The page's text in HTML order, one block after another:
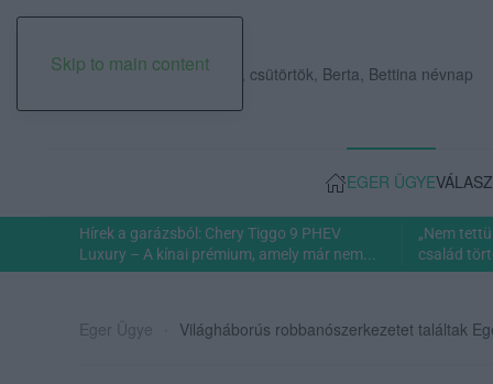
Skip to main content
2026. augusztus 06., csütörtök, Berta, Bettina névnap
EGER ÜGYE
Hírek a garázsból: Chery Tiggo 9 PHEV
Luxury – A kínai prémium, amely már nem...
„Nem
család
Eger Ügye Világháborús robbanószerkezetet találtak